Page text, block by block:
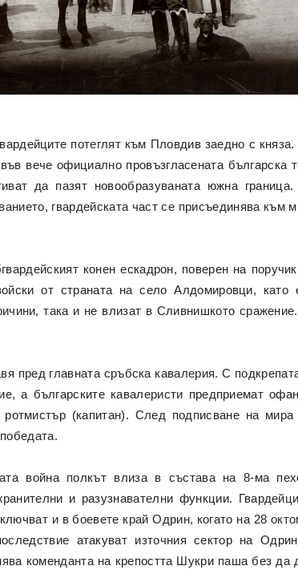
потеглят към Пловдив заедно с
вече официално провъзгласената българска
да пазят новообразуваната южна
гвардейската част се присъединява към
конен ескадрон, поверен на
от страната на село Алдомировци,
така и не влизат в Сливнишкото
пред главната сръбска кавалерия. С
а българските кавалеристи предприемат
(капитан). След подписване на
война полкът влиза в състава на 8-ма
и разузнавателни функции.
и в боевете край Одрин, когато на 28
атакуват източния сектор на
коменданта на крепостта Шукри паша без